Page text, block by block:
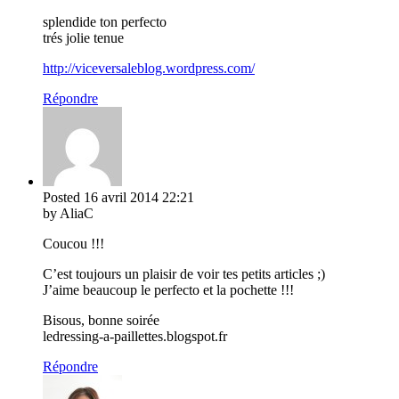
splendide ton perfecto
trés jolie tenue
http://viceversaleblog.wordpress.com/
Répondre
Posted 16 avril 2014 22:21
by AliaC
Coucou !!!
C’est toujours un plaisir de voir tes petits articles ;)
J’aime beaucoup le perfecto et la pochette !!!
Bisous, bonne soirée
ledressing-a-paillettes.blogspot.fr
Répondre